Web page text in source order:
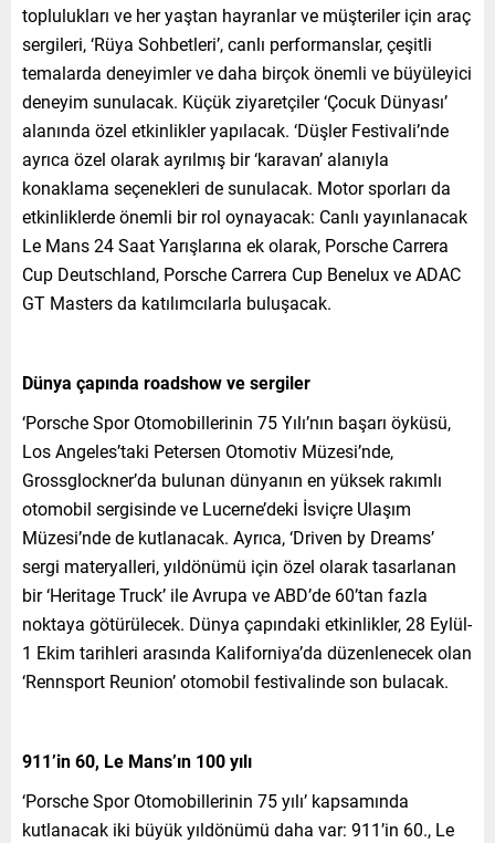
toplulukları ve her yaştan hayranlar ve müşteriler için araç
sergileri, ‘Rüya Sohbetleri’, canlı performanslar, çeşitli
temalarda deneyimler ve daha birçok önemli ve büyüleyici
deneyim sunulacak. Küçük ziyaretçiler ‘Çocuk Dünyası’
alanında özel etkinlikler yapılacak. ‘Düşler Festivali’nde
ayrıca özel olarak ayrılmış bir ‘karavan’ alanıyla
konaklama seçenekleri de sunulacak. Motor sporları da
etkinliklerde önemli bir rol oynayacak: Canlı yayınlanacak
Le Mans 24 Saat Yarışlarına ek olarak, Porsche Carrera
Cup Deutschland, Porsche Carrera Cup Benelux ve ADAC
GT Masters da katılımcılarla buluşacak.
Dünya çapında roadshow ve sergiler
‘Porsche Spor Otomobillerinin 75 Yılı’nın başarı öyküsü,
Los Angeles’taki Petersen Otomotiv Müzesi’nde,
Grossglockner’da bulunan dünyanın en yüksek rakımlı
otomobil sergisinde ve Lucerne’deki İsviçre Ulaşım
Müzesi’nde de kutlanacak. Ayrıca, ‘Driven by Dreams’
sergi materyalleri, yıldönümü için özel olarak tasarlanan
bir ‘Heritage Truck’ ile Avrupa ve ABD’de 60’tan fazla
noktaya götürülecek. Dünya çapındaki etkinlikler, 28 Eylül-
1 Ekim tarihleri arasında Kaliforniya’da düzenlenecek olan
‘Rennsport Reunion’ otomobil festivalinde son bulacak.
911’in 60, Le Mans’ın 100 yılı
‘Porsche Spor Otomobillerinin 75 yılı’ kapsamında
kutlanacak iki büyük yıldönümü daha var: 911’in 60., Le